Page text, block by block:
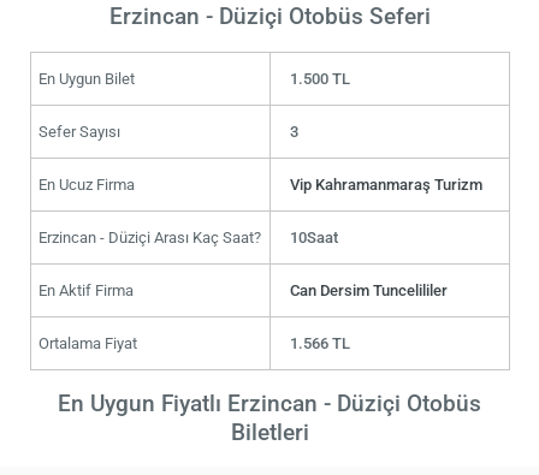
Erzincan - Düziçi Otobüs Seferi
En Uygun Bilet 1.500 TL
Sefer Sayısı 3
En Ucuz Firma Vip Kahramanmaraş Turizm
Erzincan - Düziçi Arası Kaç Saat? 10Saat
En Aktif Firma Can Dersim Tuncelililer
Ortalama Fiyat 1.566 TL
En Uygun Fiyatlı Erzincan - Düziçi Otobüs
Biletleri